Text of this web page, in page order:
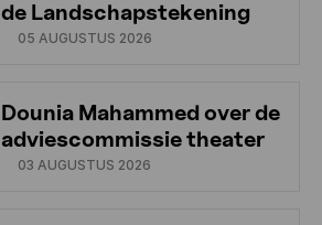
de Landschapstekening
05 AUGUSTUS 2026
Dounia Mahammed over de
adviescommissie theater
03 AUGUSTUS 2026